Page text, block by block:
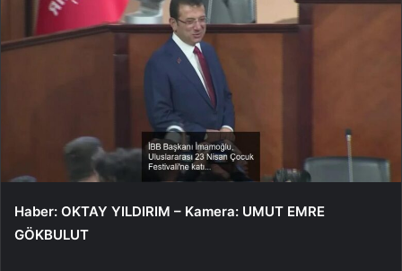
Haber: OKTAY YILDIRIM – Kamera: UMUT EMRE
GÖKBULUT